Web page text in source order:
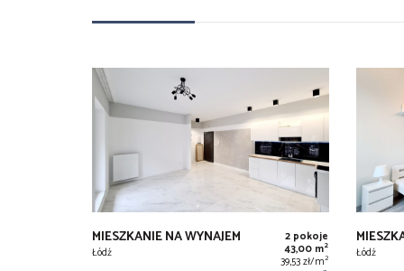
MIESZKANIE NA WYNAJEM
Łódź
2 pokoje
43,00 m2
39,53 zł/m2 Łódź